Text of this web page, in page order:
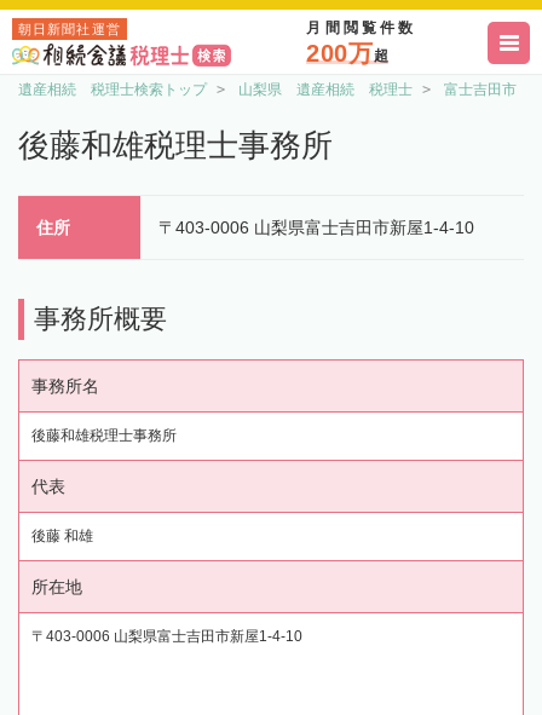
朝日新聞社運営 月間閲覧件数
200万超
遺産相続 税理士検索トップ 山梨県 遺産相続 税理士 富士吉田市
後藤和雄税理士事務所
住所 〒403-0006 山梨県富士吉田市新屋1-4-10
事務所概要
事務所名
後藤和雄税理士事務所
代表
後藤 和雄
所在地
〒403-0006 山梨県富士吉田市新屋1-4-10